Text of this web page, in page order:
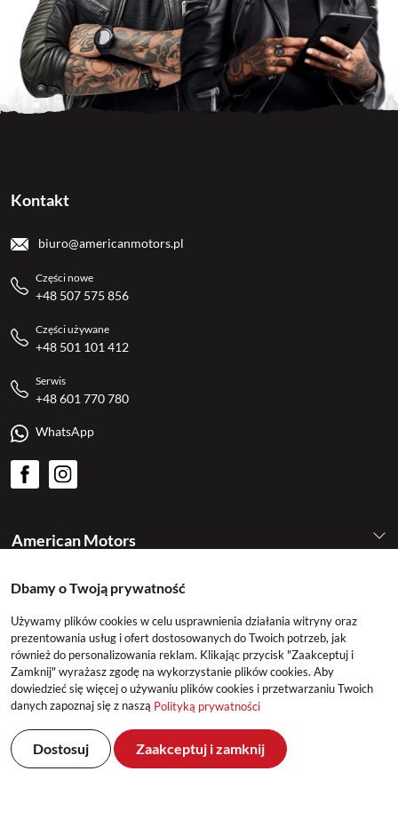
American Motors
Kategorie
Konto
Kontakt
biuro@americanmotors.pl
Części nowe
+48 507 575 856
Części używane
+48 501 101 412
Serwis
+48 601 770 780
WhatsApp
Dbamy o Twoją prywatność
Używamy plików cookies w celu usprawnienia działania witryny oraz
prezentowania usług i ofert dostosowanych do Twoich potrzeb, jak
również do personalizowania reklam. Klikając przycisk "Zaakceptuj i
Zamknij" wyrażasz zgodę na wykorzystanie plików cookies. Aby
dowiedzieć się więcej o używaniu plików cookies i przetwarzaniu Twoich
danych zapoznaj się z naszą Polityką prywatności
Dostosuj Zaakceptuj i zamknij